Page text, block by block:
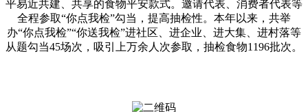
平易近共建、共享的食物平安款式。邀请代表、消费者代表等
全程参取“你点我检”勾当，提高抽检性。本年以来，共举
办“你点我检”“你送我检”进社区、进企业、进大集、进村落等
从题勾当45场次，吸引上万余人次参取，抽检食物1196批次。